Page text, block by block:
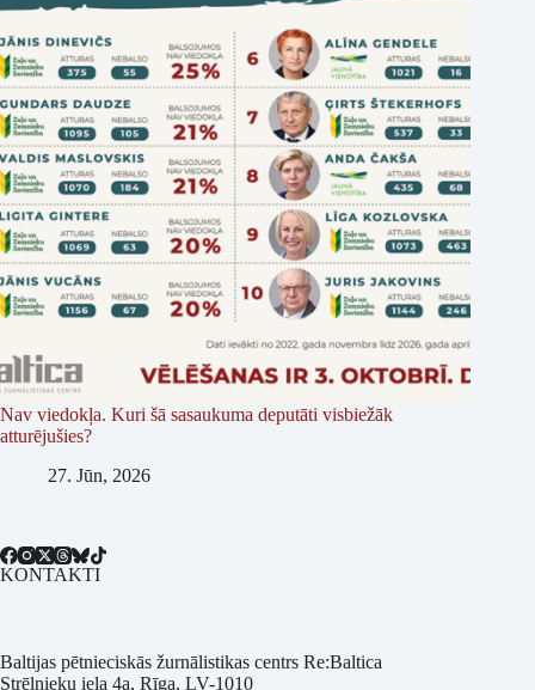
Nav viedokļa. Kuri šā sasaukuma deputāti visbiežāk
atturējušies?
27. Jūn, 2026
KONTAKTI
Baltijas pētnieciskās žurnālistikas centrs Re:Baltica
Strēlnieku iela 4a, Rīga, LV-1010